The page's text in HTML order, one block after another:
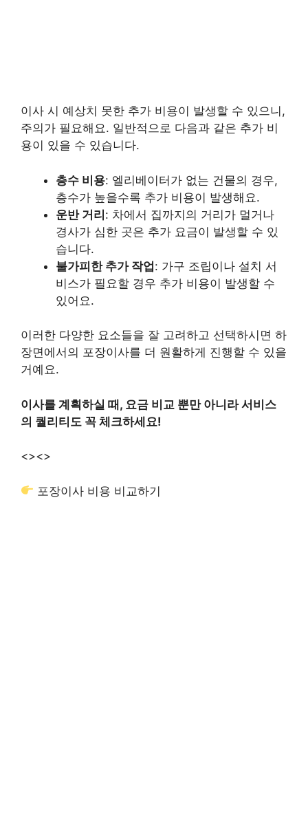
이사 시 예상치 못한 추가 비용이 발생할 수 있으니,
주의가 필요해요. 일반적으로 다음과 같은 추가 비
용이 있을 수 있습니다.
층수 비용: 엘리베이터가 없는 건물의 경우,
층수가 높을수록 추가 비용이 발생해요.
운반 거리: 차에서 집까지의 거리가 멀거나
경사가 심한 곳은 추가 요금이 발생할 수 있
습니다.
불가피한 추가 작업: 가구 조립이나 설치 서
비스가 필요할 경우 추가 비용이 발생할 수
있어요.
이러한 다양한 요소들을 잘 고려하고 선택하시면 하
장면에서의 포장이사를 더 원활하게 진행할 수 있을
거예요.
이사를 계획하실 때, 요금 비교 뿐만 아니라 서비스
의 퀄리티도 꼭 체크하세요!
<><>
포장이사 비용 비교하기